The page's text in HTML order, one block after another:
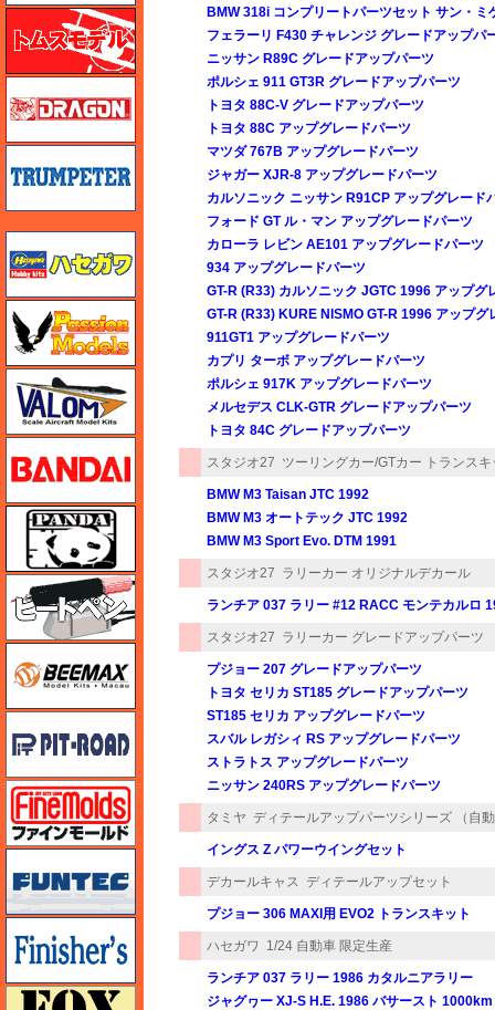
BMW 318i コンプリートパーツセット サン・ミ
フェラーリ F430 チャレンジ グレードアップパ
ニッサン R89C グレードアップパーツ
ポルシェ 911 GT3R グレードアップパーツ
トヨタ 88C-V グレードアップパーツ
トヨタ 88C アップグレードパーツ
マツダ 767B アップグレードパーツ
ジャガー XJR-8 アップグレードパーツ
カルソニック ニッサン R91CP アップグレード
フォード GT ル・マン アップグレードパーツ
カローラ レビン AE101 アップグレードパーツ
934 アップグレードパーツ
GT-R (R33) カルソニック JGTC 1996 アップグ
GT-R (R33) KURE NISMO GT-R 1996 アップグ
911GT1 アップグレードパーツ
カプリ ターボ アップグレードパーツ
ポルシェ 917K アップグレードパーツ
メルセデス CLK-GTR グレードアップパーツ
トヨタ 84C グレードアップパーツ
スタジオ27 ツーリングカー/GTカー トランスキ
BMW M3 Taisan JTC 1992
BMW M3 オートテック JTC 1992
BMW M3 Sport Evo. DTM 1991
スタジオ27 ラリーカー オリジナルデカール
ランチア 037 ラリー #12 RACC モンテカルロ
スタジオ27 ラリーカー グレードアップパーツ
プジョー 207 グレードアップパーツ
トヨタ セリカ ST185 グレードアップパーツ
ST185 セリカ アップグレードパーツ
スバル レガシィ RS アップグレードパーツ
ストラトス アップグレードパーツ
ニッサン 240RS アップグレードパーツ
タミヤ ディテールアップパーツシリーズ （自
イングス Z パワーウイングセット
デカールキャス ディテールアップセット
プジョー 306 MAXI用 EVO2 トランスキット
ハセガワ 1/24 自動車 限定生産
ランチア 037 ラリー 1986 カタルニアラリー
ジャグヮー XJ-S H.E. 1986 バサースト
トムスモデル
トランペッター
バロムモデル
バンダイ
パンダホビー
ヒートペン（十和田技研・ブレインファクトリー）
BEEMAX
ピットロード
ファインモールド
funtec（ファンテック）
フォックスモデル（FOX MODELS）